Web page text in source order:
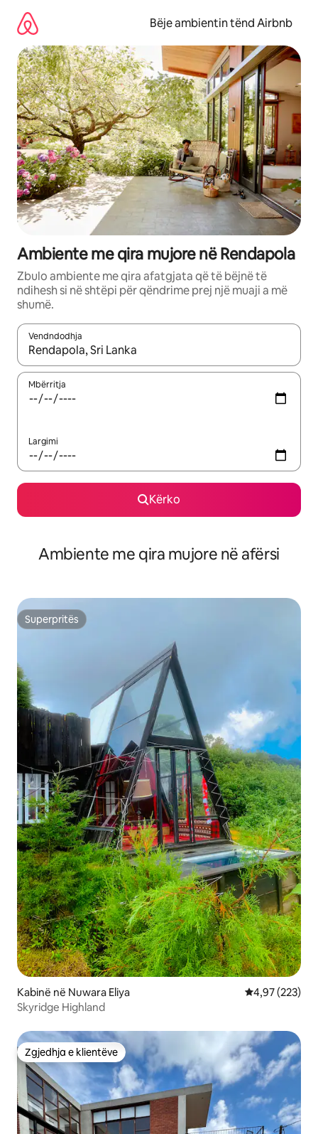
përmbajtja
Bëje ambientin tënd Airbnb
Ambiente me qira mujore në Rendapola
Zbulo ambiente me qira afatgjata që të bëjnë të
ndihesh si në shtëpi për qëndrime prej një muaji a më
shumë.
Vendndodhja
Kur rezultatet të jenë të disponueshme, lëviz me butonat e
Mbërritja
Largimi
Kërko
Ambiente me qira mujore në afërsi
Superpritës
Superpritës
Kabinë në Nuwara Eliya Vlerësimi
4,97 (223)
Skyridge Highland
Zgjedhja e klientëve
Zgjedhja e klientëve